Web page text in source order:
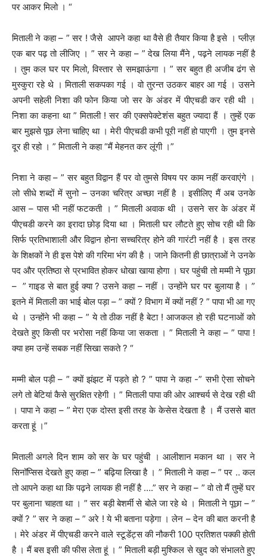
पर आकर मिलो । “
मिताली ने कहा – ” सर ! जैसे आपने कहा था वैसे ही तैयार किया है इसे । प्लीज़
एक बार पढ़ तो लीजिए । ” सर ने कहा – ” देख लिया मैंने , पढ़ने लायक नहीं है
। तुम कल घर पर मिलो, विस्तार से समझाऊंगा । ” सर बहुत ही अजीब ढंग से
मुस्कुरा रहे थे । मिताली सकपका गई । वो तुरन्त उठकर बाहर आ गई । उसने
अपनी सहेली निशा की फोन किया जो सर के अंडर में पीएचडी कर रही थी ।
निशा का कहना था ” मिताली ! सर की एक्सपेक्टेशंस बहुत ज्यादा हैं । तुम्हें एक
बार मुझसे पूछ लेना चाहिए था । मेरी पीएचडी कभी पूरी नहीं हो पाएगी । तुम इनसे
दूर ही रहो । ” मिताली ने कहा “मैं मेहनत कर लूंगी ।”
निशा ने कहा – ” सर बहुत विद्वान हैं पर वो तुमसे विषय पर काम नहीं करवाएंगे ।
लो सीधे शब्दों में सुनो – उनका चरित्र अच्छा नहीं है । इसीलिए मैं अब उनके
आस – पास भी नहीं फटकती । ” मिताली अवाक थी । उसने सर के अंडर में
पीएचडी करने का इरादा छोड़ दिया था । मिताली घर लौटते हुए सोच रही थी कि
सिर्फ प्रतिभाशाली और विद्वान होना सच्चरित्र होने की गारंटी नहीं है । इस तरह
के शिक्षकों ने ही इस पेशे की गरिमा भंग की है । जाने कितनी ही छात्राओं ने उनके
पद और प्रतिष्ठा से प्रभावित होकर धोखा खाया होगा । घर पहुंची तो मम्मी ने पूछा
– ” गाइड से बात हुई क्या ? उसने कहा – नहीं । उन्होंने घर पर बुलाया है । ”
इतने में मिताली का भाई बोल पड़ा – ” क्यों ? विभाग में क्यों नहीं ? ” पापा भी आ गए
थे । उन्होंने भी कहा – ” ये तो ठीक नहीं है बेटा ! आजकल हो रही घटनाओं को
देखते हुए किसी पर भरोसा नहीं किया जा सकता । ” मिताली ने कहा – ” पापा !
क्या हम उन्हें सबक नहीं सिखा सकते ? “
मम्मी बोल पड़ी – ” क्यों झंझट में पड़ते हो ? ” पापा ने कहा -” सभी ऐसा सोचने
लगे तो बेटियां कैसे सुरक्षित रहेगी । ” मिताली पापा की ओर आश्चर्य से देख रही थी
। पापा ने कहा – ” मेरा एक दोस्त इसी तरह के केसेस देखता है । मैं उससे बात
करता हूं ।”
मिताली अगले दिन शाम को सर के घर पहुंची । आलीशान मकान था । सर ने
सिनॉप्सिस देखते हुए कहा – ” बढ़िया लिखा है । ” मिताली ने कहा – ” पर .. कल
तो आपने कहा था कि पढ़ने लायक ही नहीं है ….” सर ने कहा – ” वो तो मैं तुम्हें घर
पर बुलाना चाहता था । ” सर बड़ी बेशर्मी से बोले जा रहे थे । मिताली ने पूछा – ”
क्यों ? ” सर ने कहा – ” अरे ! ये भी बताना पड़ेगा । लेन – देन की बात करनी है
। मेरे अंडर में पीएचडी करने वाले स्टूडेंट्स की नौकरी 100 प्रतिशत पक्की होती
है । मैं बस इसी की फीस लेता हूं । ” मिताली बड़ी मुश्किल से खुद को संभालते हुए